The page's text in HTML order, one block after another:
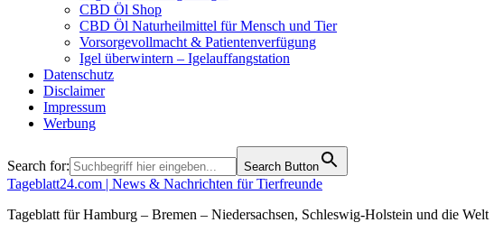
CBD Öl Shop
CBD Öl Naturheilmittel für Mensch und Tier
Vorsorgevollmacht & Patientenverfügung
Igel überwintern – Igelauffangstation
Datenschutz
Disclaimer
Impressum
Werbung
Search for: Search Button
Tageblatt24.com | News & Nachrichten für Tierfreunde
Tageblatt für Hamburg – Bremen – Niedersachsen, Schleswig-Holstein und die Welt